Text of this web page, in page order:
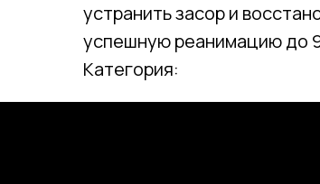
устранить засор и
успешную реанимацию до
Категория: